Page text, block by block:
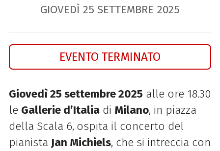
GIOVEDÌ 25 SETTEMBRE 2025
EVENTO TERMINATO
Giovedì 25 settembre 2025 alle ore 18.30
le Gallerie d’Italiadi Milano, in piazza
della Scala 6, ospita il concerto del
pianista Jan Michiels, che si intreccia con